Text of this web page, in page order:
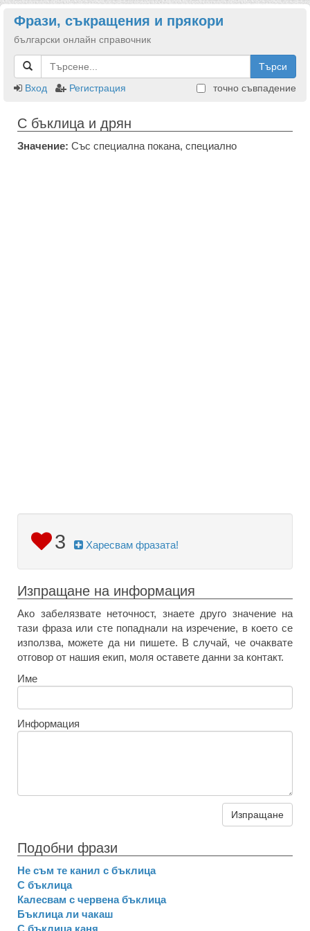
Фрази, съкращения и прякори
български онлайн справочник
Търси
Вход
Регистрация точно съвпадение
С бъклица и дрян
Значение: Със специална покана, специално
3 Харесвам фразата!
Изпращане на информация
Ако забелязвате неточност, знаете друго значение на
тази фраза или сте попаднали на изречение, в което се
използва, можете да ни пишете. В случай, че очаквате
отговор от нашия екип, моля оставете данни за контакт.
Име
Информация
Изпращане
Подобни фрази
Не съм те канил с бъклица
С бъклица
Калесвам с червена бъклица
Бъклица ли чакаш
С бъклица каня